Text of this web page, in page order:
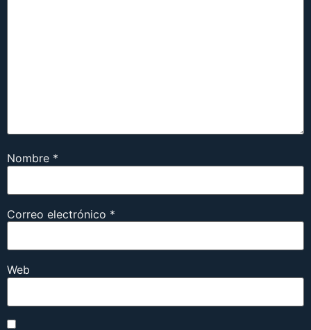
Nombre *
Correo electrónico *
Web